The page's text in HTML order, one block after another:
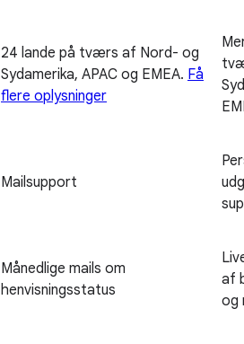
24 lande på tværs af Nord- og
Sydamerika, APAC og EMEA. Få
flere oplysninger
Mailsupport
Månedlige mails om
henvisningsstatus
af
og